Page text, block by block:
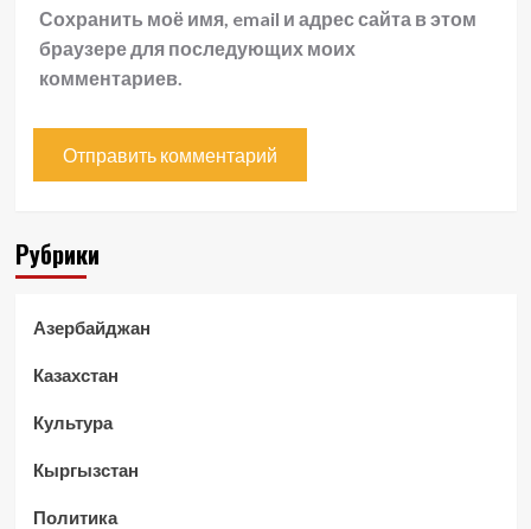
Сохранить моё имя, email и адрес сайта в этом
браузере для последующих моих
комментариев.
Рубрики
Азербайджан
Казахстан
Культура
Кыргызстан
Политика